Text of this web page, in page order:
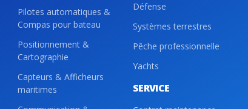
Pilotes automatiques &
Compas pour bateau
Positionnement &
Cartographie
Capteurs & Afficheurs
maritimes
Défense
Systèmes terrestres
Pêche professionnelle
Yachts
SERVICE